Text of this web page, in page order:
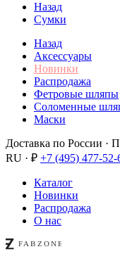
Назад
Сумки
Назад
Аксессуары
Новинки
Распродажа
Фетровые шляпы
Соломенные
Маски
Доставка по России ·
RU · ₽ +7 (495) 477-52-
Каталог
Новинки
Распродажа
О нас